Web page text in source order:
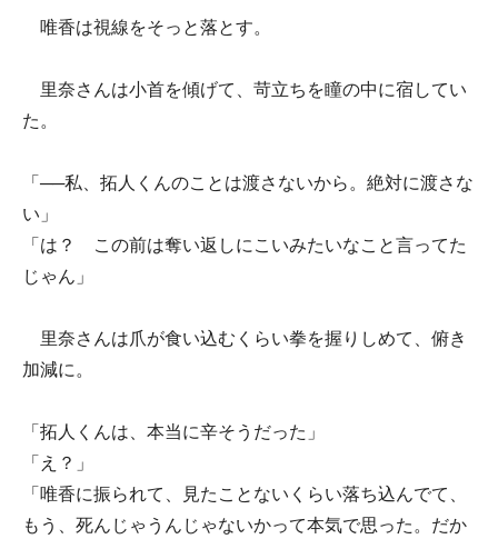
唯香は視線をそっと落とす。
里奈さんは小首を傾げて、苛立ちを瞳の中に宿してい
た。
「──私、拓人くんのことは渡さないから。絶対に渡さな
い」
「は？ この前は奪い返しにこいみたいなこと言ってた
じゃん」
里奈さんは爪が食い込むくらい拳を握りしめて、俯き
加減に。
「拓人くんは、本当に辛そうだった」
「え？」
「唯香に振られて、見たことないくらい落ち込んでて、
もう、死んじゃうんじゃないかって本気で思った。だか